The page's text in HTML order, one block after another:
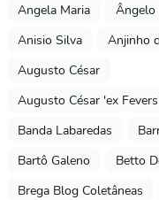
Angela Maria
Ângelo
Anisio Silva
Anjinho
Augusto César
Augusto César 'ex
Banda Labaredas
Bartô Galeno
Betto
Brega Blog Coletâneas